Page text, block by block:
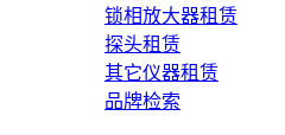
锁相放大器租赁
探头租赁
其它仪器租赁
品牌检索